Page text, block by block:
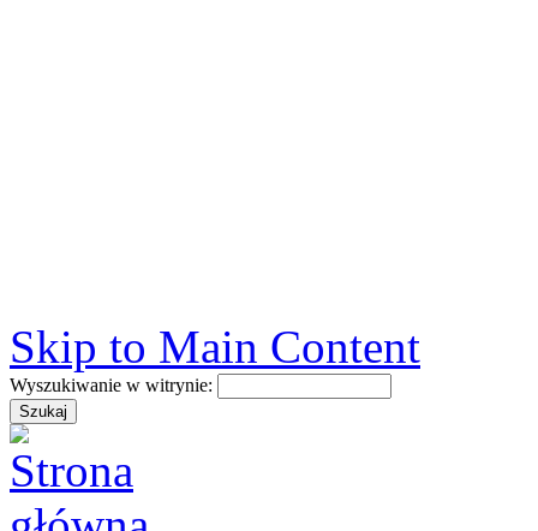
Skip to Main Content
Wyszukiwanie w witrynie: